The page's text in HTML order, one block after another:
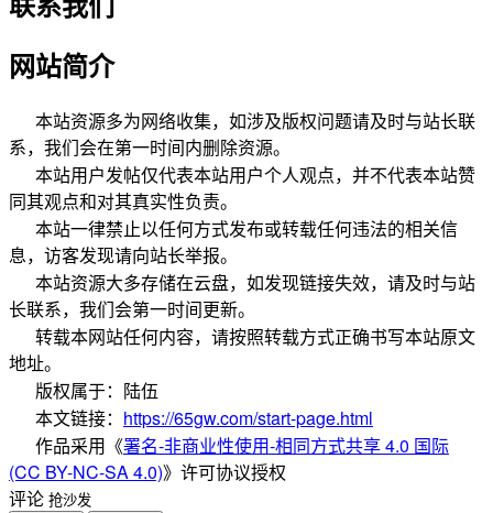
网站简介
本站资源多为网络收集，如涉及版权问题请及时与站长联
系，我们会在第一时间内删除资源。
本站用户发帖仅代表本站用户个人观点，并不代表本站赞
同其观点和对其真实性负责。
本站一律禁止以任何方式发布或转载任何违法的相关信
息，访客发现请向站长举报。
本站资源大多存储在云盘，如发现链接失效，请及时与站
长联系，我们会第一时间更新。
转载本网站任何内容，请按照转载方式正确书写本站原文
地址。
版权属于： 陆伍
本文链接： https://65gw.com/start-page.html
作品采用 《署名-非商业性使用-相同方式共享 4.0 国际
(CC BY-NC-SA 4.0)》许可协议授权
评论 抢沙发